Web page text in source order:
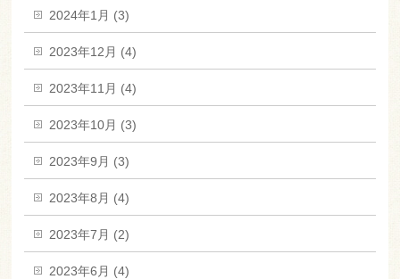
2024年1月 (3)
2023年12月 (4)
2023年11月 (4)
2023年10月 (3)
2023年9月 (3)
2023年8月 (4)
2023年7月 (2)
2023年6月 (4)